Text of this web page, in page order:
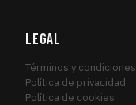
LEGAL
Términos y condiciones
Política de privacidad
Política de cookies